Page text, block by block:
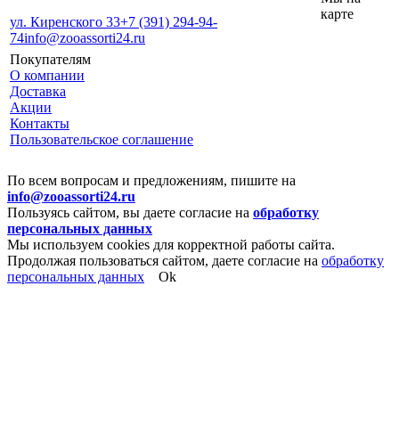
ул. Киренского 33+7 (391) 294-94-
74info@zooassorti24.ru
карте
Покупателям
О компании
Доставка
Акции
Контакты
Пользовательское соглашение
По всем вопросам и предложениям, пишите на
info@zooassorti24.ru
Пользуясь сайтом, вы даете согласие на обработку
персональных данных
Мы используем cookies для корректной работы сайта.
Продолжая пользоваться сайтом, даете согласие на обработку
персональных данных
Ok